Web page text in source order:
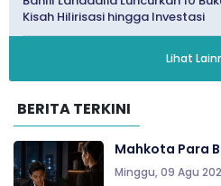
Kisah Hilirisasi hingga Investasi
Lihat
BERITA TERKINI
Mahkota Para
Minggu, 09 Agu